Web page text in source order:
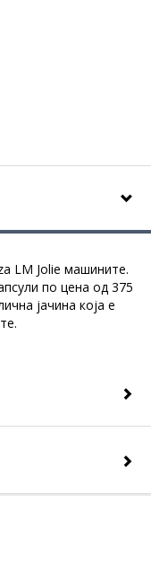
LМ Jolie машините.
по цена од 375
јачина која е